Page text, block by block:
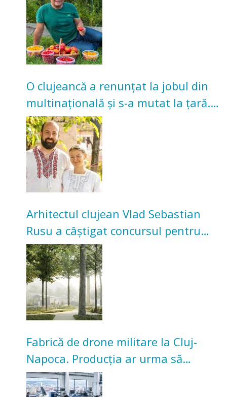
O clujeancă a renunțat la jobul din
multinațională și s-a mutat la țară.
Acum cultivă legume în grădina
bunicilor
Arhitectul clujean Vlad Sebastian
Rusu a câștigat concursul pentru
transformarea Grădinii Casei
Universitarilor
Fabrică de drone militare la Cluj-
Napoca. Producția ar urma să
înceapă în toamna acestui an